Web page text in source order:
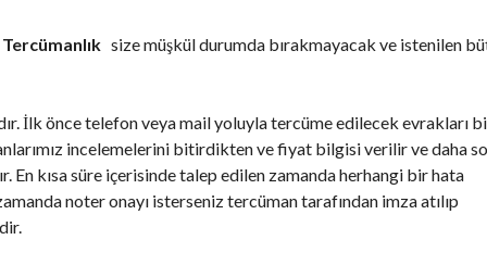
size müşkül durumda bırakmayacak ve istenilen
İlk önce telefon veya mail yoluyla tercüme edilecek evrakları
incelemelerini bitirdikten ve fiyat bilgisi verilir ve daha
En kısa süre içerisinde talep edilen zamanda herhangi bir hata
noter onayı isterseniz tercüman tarafından imza atılıp